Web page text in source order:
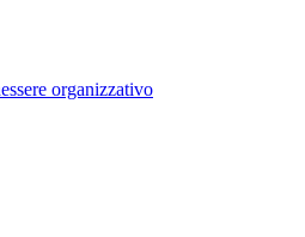
organizzativo